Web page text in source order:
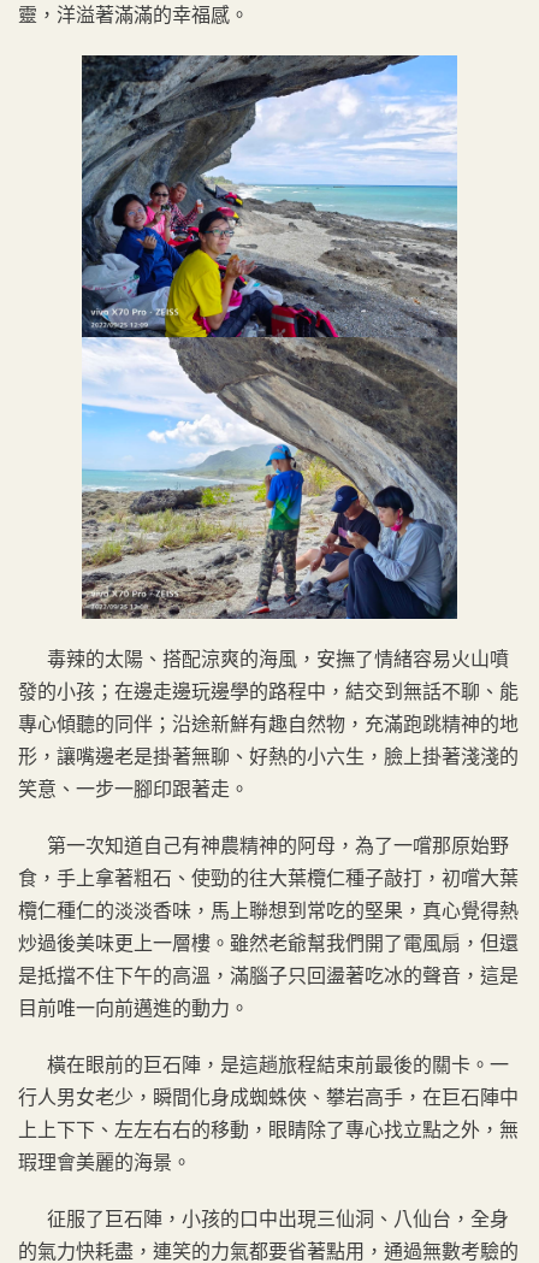
靈，洋溢著滿滿的幸福感。
毒辣的太陽、搭配涼爽的海風，安撫了情緒容易火山噴
發的小孩；在邊走邊玩邊學的路程中，結交到無話不聊、能
專心傾聽的同伴；沿途新鮮有趣自然物，充滿跑跳精神的地
形，讓嘴邊老是掛著無聊、好熱的小六生，臉上掛著淺淺的
笑意、一步一腳印跟著走。
第一次知道自己有神農精神的阿母，為了一嚐那原始野
食，手上拿著粗石、使勁的往大葉欖仁種子敲打，初嚐大葉
欖仁種仁的淡淡香味，馬上聯想到常吃的堅果，真心覺得熱
炒過後美味更上一層樓。雖然老爺幫我們開了電風扇，但還
是抵擋不住下午的高溫，滿腦子只回盪著吃冰的聲音，這是
目前唯一向前邁進的動力。
橫在眼前的巨石陣，是這趟旅程結束前最後的關卡。一
行人男女老少，瞬間化身成蜘蛛俠、攀岩高手，在巨石陣中
上上下下、左左右右的移動，眼睛除了專心找立點之外，無
瑕理會美麗的海景。
征服了巨石陣，小孩的口中出現三仙洞、八仙台，全身
的氣力快耗盡，連笑的力氣都要省著點用，通過無數考驗的